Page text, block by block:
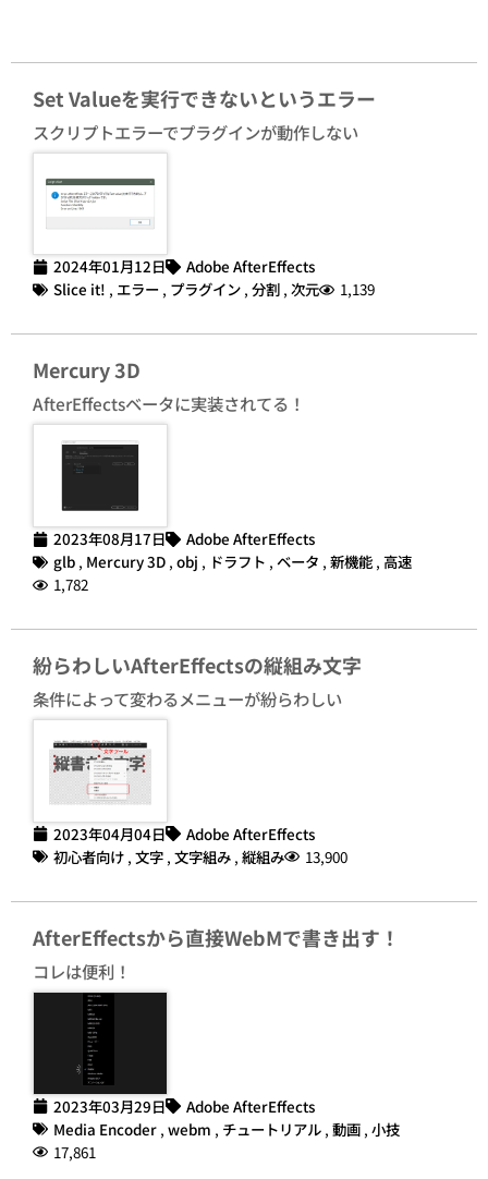
Set Valueを実行できないというエラー
スクリプトエラーでプラグインが動作しない
2024年01月12日
Adobe AfterEffects
Slice it! , エラー , プラグイン , 分割 , 次元 1,139
Mercury 3D
AfterEffectsベータに実装されてる！
2023年08月17日
Adobe AfterEffects
glb , Mercury 3D , obj , ドラフト , ベータ , 新機能 , 高速
1,782
紛らわしいAfterEffectsの縦組み文字
条件によって変わるメニューが紛らわしい
2023年04月04日
Adobe AfterEffects
初心者向け , 文字 , 文字組み , 縦組み 13,900
AfterEffectsから直接WebMで書き出す！
コレは便利！
2023年03月29日
Adobe AfterEffects
Media Encoder , webm , チュートリアル , 動画 , 小技
17,861